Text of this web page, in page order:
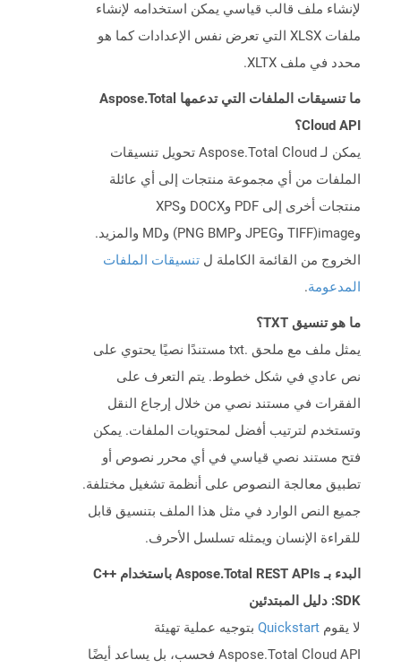
لإنشاء ملف قالب قياسي يمكن استخدامه لإنشاء
ملفات XLSX التي تعرض نفس الإعدادات كما هو
محدد في ملف XLTX.
ما تنسيقات الملفات التي تدعمها Aspose.Total
Cloud API؟
يمكن لـ Aspose.Total Cloud تحويل تنسيقات
الملفات من أي مجموعة منتجات إلى أي عائلة
منتجات أخرى إلى PDF وDOCX وXPS
وimage(TIFF وJPEG وPNG BMP) وMD والمزيد.
الخروج من القائمة الكاملة ل تنسيقات الملفات
المدعومة.
ما هو تنسيق TXT؟
يمثل ملف مع ملحق .txt مستندًا نصيًا يحتوي على
نص عادي في شكل خطوط. يتم التعرف على
الفقرات في مستند نصي من خلال إرجاع النقل
وتستخدم لترتيب أفضل لمحتويات الملفات. يمكن
فتح مستند نصي قياسي في أي محرر نصوص أو
تطبيق معالجة النصوص على أنظمة تشغيل مختلفة.
جميع النص الوارد في مثل هذا الملف بتنسيق قابل
للقراءة الإنسان ويمثله تسلسل الأحرف.
البدء بـ Aspose.Total REST APIs باستخدام C++
SDK: دليل المبتدئين
لا يقوم Quickstart بتوجيه عملية تهيئة
Aspose.Total Cloud API فحسب، بل يساعد أيضًا